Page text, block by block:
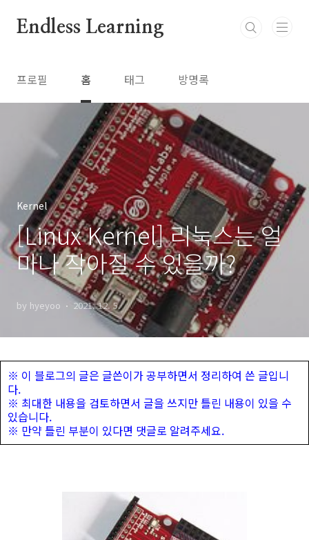
Endless Learning
프로필 홈 태그 방명록
Kernel
[Linux Kernel] 리눅스는 얼
마나 작아질 수 있을까?
by hyeyoo 2021. 12. 5.
※ 이 블로그의 글은 글쓴이가 공부하면서 정리하여 쓴 글입니
다.
※ 최대한 내용을 검토하면서 글을 쓰지만 틀린 내용이 있을 수
있습니다.
※ 만약 틀린 부분이 있다면 댓글로 알려주세요.